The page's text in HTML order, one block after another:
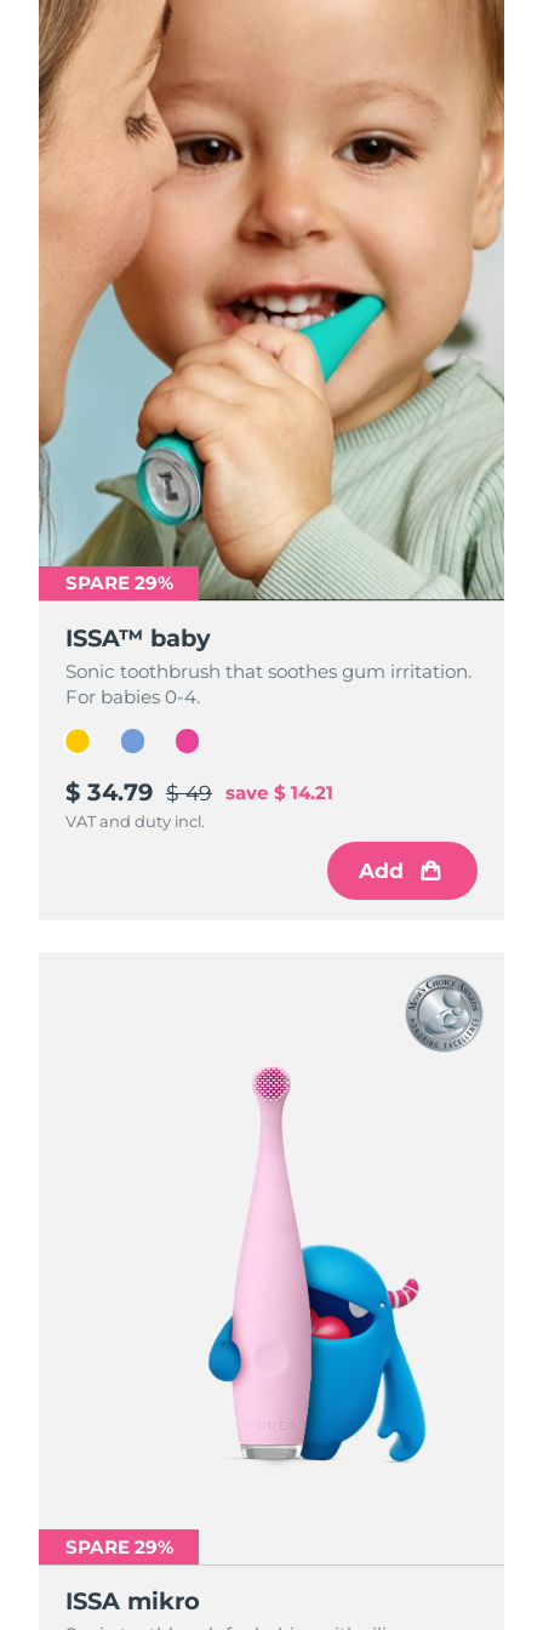
SPARE 29%
ISSA™ baby
Sonic toothbrush that soothes gum irritation.
For babies 0-4.
$ 34.79 $ 49 save $ 14.21
VAT and duty incl.
Add
SPARE 29%
ISSA™ baby
Sonic toothbrush that soothes gum irritation.
For babies 0-4.
$ 34.79 $ 49 save $ 14.21
VAT and duty incl.
Add
SPARE 29%
ISSA™ baby
Sonic toothbrush that soothes gum irritation.
For babies 0-4.
$ 34.79 $ 49 save $ 14.21
VAT and duty incl.
Add
SPARE 29%
ISSA mikro
SPARE 29%
ISSA mikro
SPARE 29%
ISSA mikro